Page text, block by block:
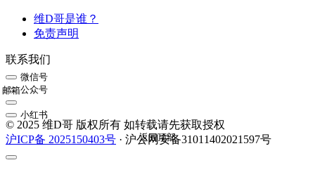
维D哥是谁？
免责声明
联系我们
微信号
公众号
邮箱
小红书
© 2025 维D哥 版权所有 如转载请先获取授权
沪ICP备 2025150403号 · 沪公网安备31011402021597号
返回顶部